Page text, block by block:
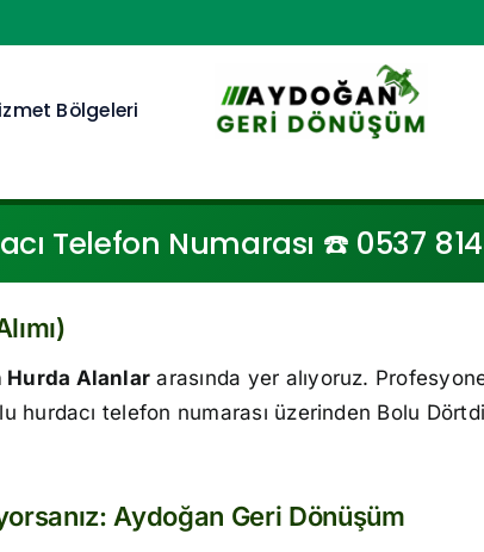
Bölgeleri
Telefon Numarası ☎️ 0537 814
Hurda Alanlar arasında yer alıyoruz.
hurdacı telefon numarası üzerinden Bolu
Aydoğan Geri Dönüşüm